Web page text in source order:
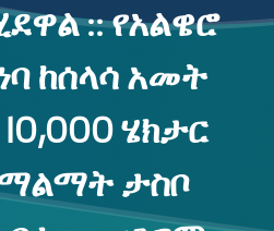
:: የአልዌሮ
ከሰላሳ አመት
ሄክታር
ታስቦ